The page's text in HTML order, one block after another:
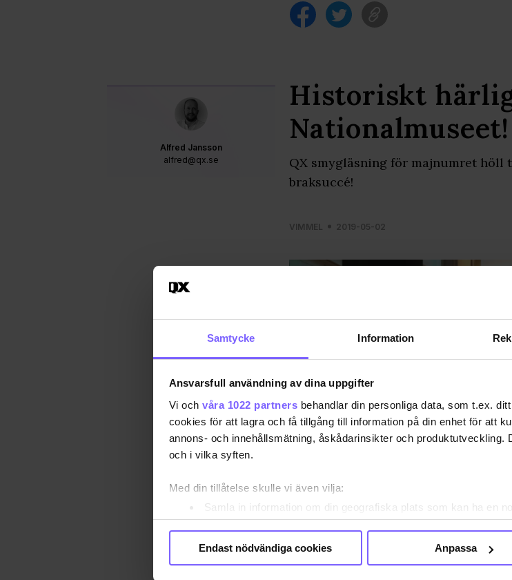
Samtycke Information
Ansvarsfull användning av dina uppgifter
Vi och våra 1022 partners behandlar din personliga data, som t.ex.
cookies för att lagra och få tillgång till information på din enhet för att
annons- och innehållsmätning, åskådarinsikter och
och i vilka syften.
Med din tillåtelse skulle vi även vilja:
Samla in information om din geografiska plats som kan ha en
Identifiera din enhet genom att aktivt skanna den för specifika
Ta reda på mer om hur dina personliga uppgifter behandlas och ställ in
Endast nödvändiga cookies Anpassa
Alfred Jansson
alfred@qx.se
Historiskt
Nationalmuseet!
QX smygläsning för majnumret höll
braksuccé!
VIMMEL 2019-05-02